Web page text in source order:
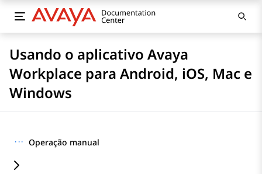
Usando o aplicativo Avaya
Workplace para Android, iOS, Mac e
Windows
··· Operação manual